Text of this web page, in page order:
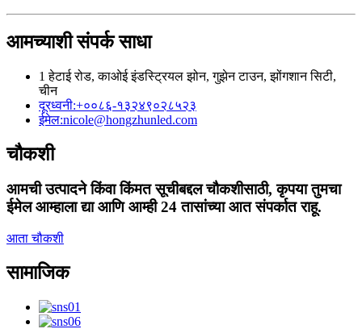
आमच्याशी संपर्क साधा
1 हेटाई रोड, काओई इंडस्ट्रियल झोन, गुझेन टाउन, झोंगशान सिटी,
चीन
दूरध्वनी:+००८६-१३२४९०२८५२३
ईमेल:nicole@hongzhunled.com
चौकशी
आमची उत्पादने किंवा किंमत सूचीबद्दल चौकशीसाठी, कृपया तुमचा
ईमेल आम्हाला द्या आणि आम्ही 24 तासांच्या आत संपर्कात राहू.
आता चौकशी
सामाजिक